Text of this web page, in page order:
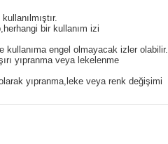
bir kullanım izi
kullanıma engel olmayacak izler olabilir.
yıpranma veya lekelenme
yıpranma,leke veya renk değişimi